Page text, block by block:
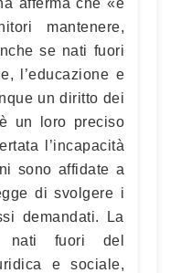
afferma che «è
mantenere,
se nati fuori
l’educazione e
un diritto dei
un loro preciso
l’incapacità
sono affidate a
di svolgere i
demandati. La
nati fuori del
e sociale,